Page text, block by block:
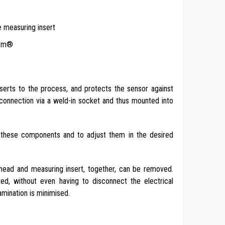
insert
to the process, and protects the sensor against
via a weld-in socket and thus mounted into
components and to adjust them in the desired
and measuring insert, together, can be removed.
without even having to disconnect the electrical
is minimised.